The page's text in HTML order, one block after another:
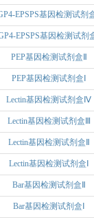
EPSPS基因检测试剂
EPSPS基因检测试剂
PEP基因检测试剂盒Ⅱ
PEP基因检测试剂盒Ⅰ
Lectin基因检测试剂盒Ⅳ
Lectin基因检测试剂盒Ⅲ
Lectin基因检测试剂盒Ⅱ
Lectin基因检测试剂盒Ⅰ
Bar基因检测试剂盒Ⅱ
Bar基因检测试剂盒Ⅰ